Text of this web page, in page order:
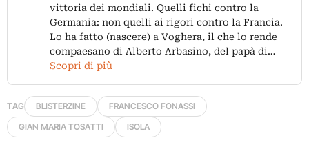
vittoria dei mondiali. Quelli fichi contro la
Germania: non quelli ai rigori contro la Francia.
Lo ha fatto (nascere) a Voghera, il che lo rende
compaesano di Alberto Arbasino, del papà di…
Scopri di più
TAG BLISTERZINE
FRANCESCO FONASSI
GIAN MARIA TOSATTI
ISOLA